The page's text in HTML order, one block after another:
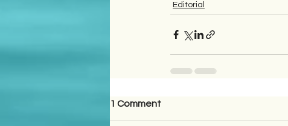
Editorial
1 Comment